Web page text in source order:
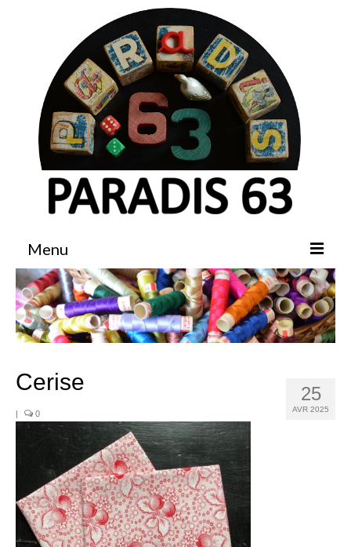
Menu
Accueil
Boutique
Déco
Mobilier
Vaisselle ancienne
Jouets anciens
Tissus
25
AVR 2025
Cerise
| 0